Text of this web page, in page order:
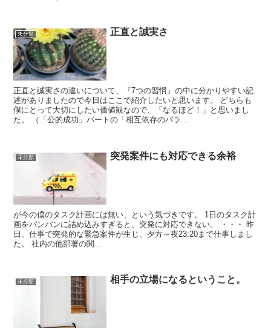
未分類 正直と誠実さ
正直と誠実さの違いについて、『7つの習慣』の中に分かりやすい記
述がありましたので今日はここで紹介したいと思います。 どちらも
僕にとって大切にしたい価値観なので、「なるほど！」と思いまし
た。 （「公的成功」パートの「相互依存のパラ...
未分類 突発案件にも対応できる余裕
が今の僕のタスク計画には無い、という気づきです。 1日のタスク計
画をパンパンに詰め込みすぎると、突発に対応できない。 ・・・ 昨
日、仕事で突発的な緊急案件が生じ、夕方～夜23:20まで仕事しまし
た。 社内の他部署の関...
未分類 相手の立場になるということ。